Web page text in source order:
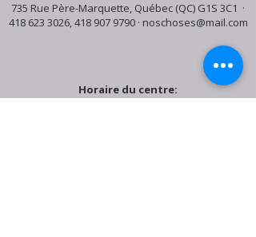
735 Rue Père-Marquette, Québec (QC) G1S 3C1 ·
418 623 3026,418 907 9790· noschoses@mail.com
Horaire du centre: